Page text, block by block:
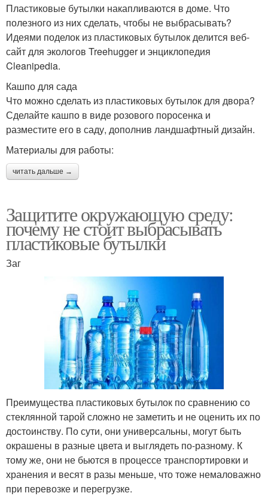
Пластиковые бутылки накапливаются в доме. Что
полезного из них сделать, чтобы не выбрасывать?
Идеями поделок из пластиковых бутылок делится веб-
сайт для экологов Treehugger и энциклопедия
Cleanipedia.
Кашпо для сада
Что можно сделать из пластиковых бутылок для двора?
Сделайте кашпо в виде розового поросенка и
разместите его в саду, дополнив ландшафтный дизайн.
Материалы для работы:
читать дальше →
Защитите окружающую среду:
почему не стоит выбрасывать
пластиковые бутылки
Заг
Преимущества пластиковых бутылок по сравнению со
стеклянной тарой сложно не заметить и не оценить их по
достоинству. По сути, они универсальны, могут быть
окрашены в разные цвета и выглядеть по-разному. К
тому же, они не бьются в процессе транспортировки и
хранения и весят в разы меньше, что тоже немаловажно
при перевозке и перегрузке.